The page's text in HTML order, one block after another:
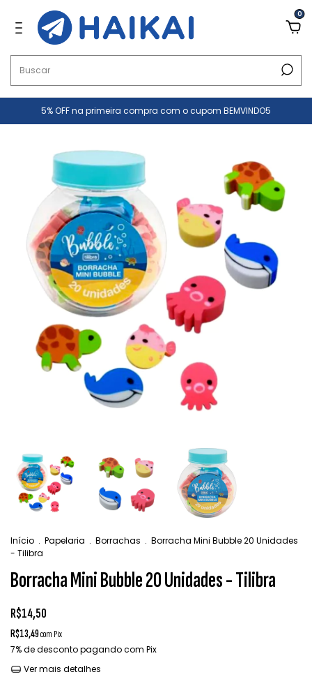
0
5% OFF na primeira compra com o cupom BEMVINDO5
Início . Papelaria . Borrachas . Borracha Mini Bubble 20 Unidades
- Tilibra
Borracha Mini Bubble 20 Unidades - Tilibra
R$14,50
R$13,49com Pix
7% de descontopagando com Pix
Ver mais detalhes